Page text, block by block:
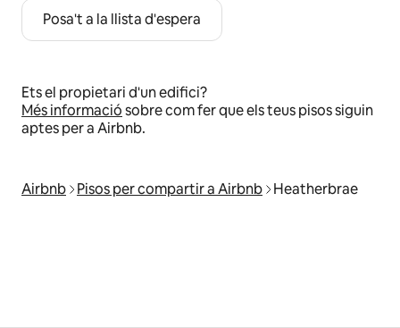
Posa't a la llista d'espera
Ets el propietari d'un edifici?
Més informaciósobre com fer que els teus pisos siguin
aptes per a Airbnb.
Airbnb Pisos per compartir a Airbnb Heatherbrae